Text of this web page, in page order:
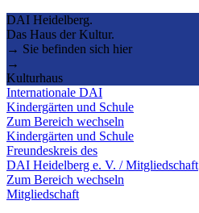
DAI Heidelberg.
Das Haus der Kultur.
→ Sie befinden sich hier
→
Kulturhaus
Internationale DAI
Kindergärten und Schule
Zum Bereich wechseln
Kindergärten und Schule
Freundeskreis des
DAI Heidelberg e. V. / Mitgliedschaft
Zum Bereich wechseln
Mitgliedschaft